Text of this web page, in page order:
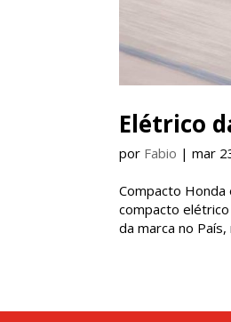
Elétrico
por Fabio |mar
Compacto
compacto
da marca no